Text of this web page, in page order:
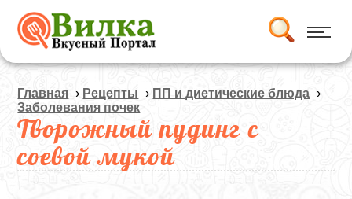
Главная › Рецепты › ПП и диетические блюда ›
Заболевания почек
Творожный пудинг с
соевой мукой